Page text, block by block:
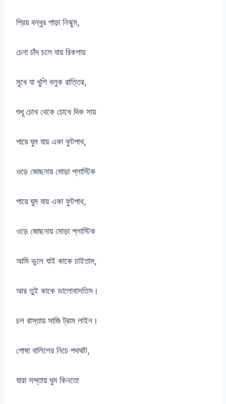
প্রিয় বন্ধুর পাড়া নিঝুম,
চেনা চাঁদ চলে যায় রিকশায়
মুখে যা খুশি বলুক রাত্তির,
শুধূ চোখ থেকে চোখে দিক সায়
পায়ে ঘুম যায় একা ফুটপাথ,
ওড়ে জোছনায় মোড়া প্লাস্টিক
পায়ে ঘুম যায় একা ফুটপাথ,
ওড়ে জোছনায় মোড়া প্লাস্টিক
আমি ভুলে যাই কাকে চাইতাম,
আর তুই কাকে ভালোবাসতিস।
চল রাস্তায় সাজি ট্রাম লাইন।
পোষা বালিশের নিচে পথঘাট,
যারা সস্তায় ঘুম কিনতো